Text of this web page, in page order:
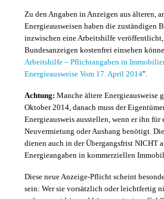
Zu den Angaben in Anzeigen aus älteren,
Energieausweisen haben die zuständigen
inzwischen eine Arbeitshilfe
Bundesanzeigen kostenfrei einsehen
Arbeitshilfe – Pflichtangaben in
Energieausweise Vom 17. April 2014".
Achtung: Manche ältere Energieausweise
Oktober 2014, danach muss der
Energieausweis ausstellen, wenn er ihn für
Neuvermietung oder Aushang benötigt.
dienen auch in der Übergangsfrist NICHT
Energieangaben in kommerziellen
Diese neue Anzeige-Pflicht scheint
sein: Wer sie vorsätzlich oder leichtfertig